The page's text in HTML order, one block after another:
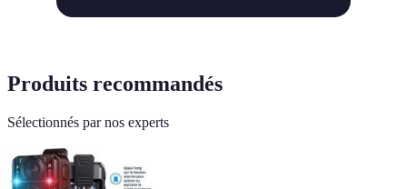
Produits recommandés
Sélectionnés par nos experts